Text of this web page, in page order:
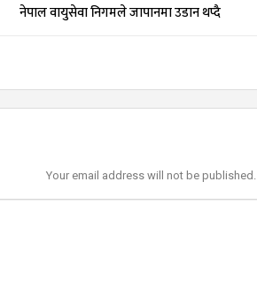
नेपाल वायुसेवा निगमले जापानमा उडान थप्दै
Your email address will not be published.